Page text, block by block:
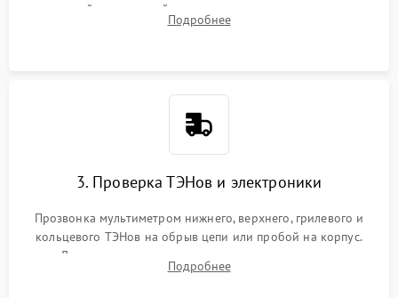
задней или верхней панели для прямого доступа к
нагревательным элементам, плате и вентиляторам.
Подробнее
3. Проверка ТЭНов и электроники
Прозвонка мультиметром нижнего, верхнего, грилевого и
кольцевого ТЭНов на обрыв цепи или пробой на корпус.
Диагностика термостата, датчиков температуры,
переключателя режимов и мотора конвекции.
Подробнее